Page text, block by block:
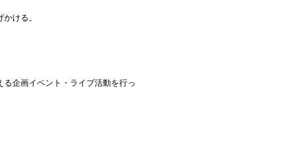
ける。
企画イベント・ライブ活動を行っ